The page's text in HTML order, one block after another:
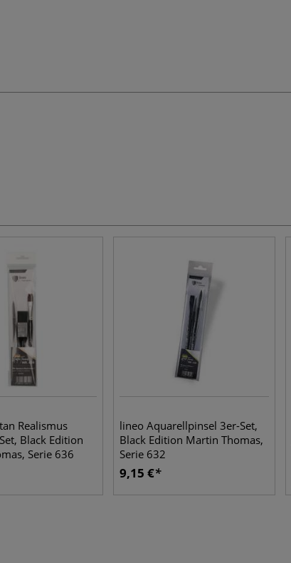
Realismus
Black Edition
Serie 636
lineo Aquarellpinsel 3er-Set,
Black Edition Martin Thomas,
Serie 632
9,15 €